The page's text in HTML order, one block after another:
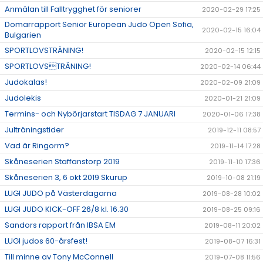
Anmälan till Falltrygghet för seniorer 2020-02-29 17:25
Domarrapport Senior European Judo Open Sofia,
Bulgarien
2020-02-15 16:04
SPORTLOVSTRÄNING! 2020-02-15 12:15
SPORTLOVSTRÄNING! 2020-02-14 06:44
Judokalas! 2020-02-09 21:09
Judolekis 2020-01-21 21:09
Termins- och Nybörjarstart TISDAG 7 JANUARI 2020-01-06 17:38
Julträningstider 2019-12-11 08:57
Vad är Ringorm? 2019-11-14 17:28
Skåneserien Staffanstorp 2019 2019-11-10 17:36
Skåneserien 3, 6 okt 2019 Skurup 2019-10-08 21:19
LUGI JUDO på Västerdagarna 2019-08-28 10:02
LUGI JUDO KICK-OFF 26/8 kl. 16.30 2019-08-25 09:16
Sandors rapport från IBSA EM 2019-08-11 20:02
LUGI judos 60-årsfest! 2019-08-07 16:31
Till minne av Tony McConnell 2019-07-08 11:56